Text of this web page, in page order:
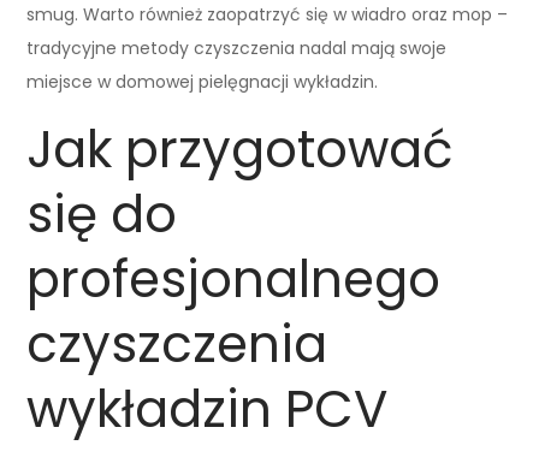
smug. Warto również zaopatrzyć się w wiadro oraz mop –
tradycyjne metody czyszczenia nadal mają swoje
miejsce w domowej pielęgnacji wykładzin.
Jak przygotować
się do
profesjonalnego
czyszczenia
wykładzin PCV